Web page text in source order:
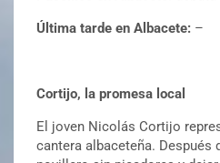
Última tarde en Albacete: –
Cortijo, la promesa local
El joven Nicolás Cortijo
cantera albaceteña. Después